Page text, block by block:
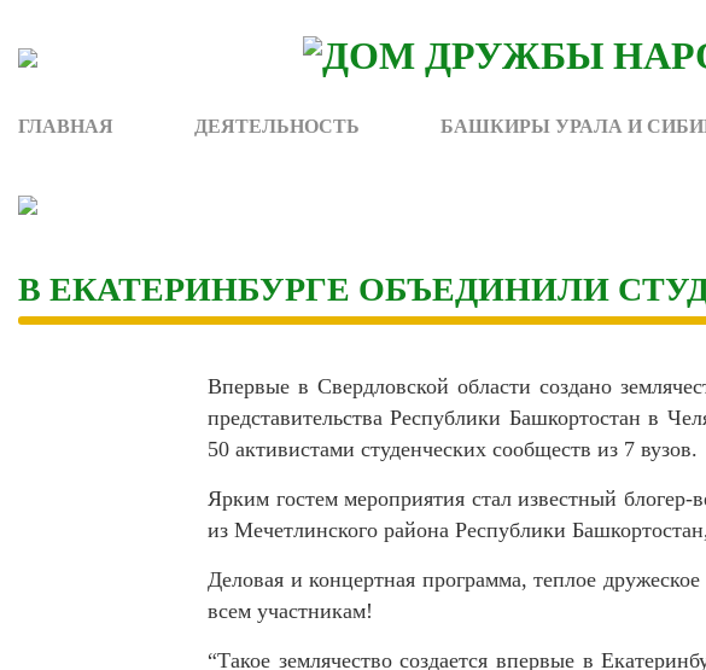
content
ГЛАВНАЯ ДЕЯТЕЛЬНОСТЬ БАШКИРЫ УРАЛА И
В ЕКАТЕРИНБУРГЕ ОБЪЕДИНИЛИ
Впервые в Свердловской области создано
представительства Республики Башкортостан в
50 активистами студенческих сообществ из 7 вузов.
Ярким гостем мероприятия стал известный
из Мечетлинского района Республики
Деловая и концертная программа, теплое
всем участникам!
“Такое землячество создается впервые в